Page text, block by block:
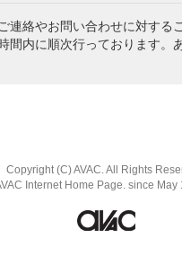
連絡やお問い合わせに対する
間内に順次行っております。
Copyright (C) AVAC. All Rights
Internet Home Page. since May